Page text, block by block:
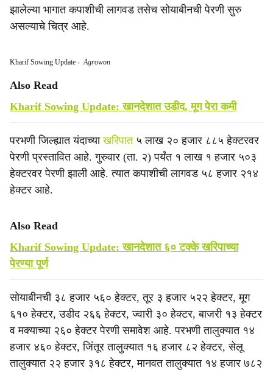
झालेल्या भागात कपाशीची लागवड तसेच सोयाबीनची पेरणी सुरु
असल्याचे चित्र आहे.
Kharif Sowing Update -Agrowon
Also Read
Kharif Sowing Update: खानदेशात उडीद, मूग पेरा कमी
परभणी जिल्ह्यात यंदाच्याखरिपात ५ लाख २० हजार ८८५ हेक्टरवर
पेरणी प्रस्तावित आहे. गुरुवार (ता. २) पर्यंत १ लाख १ हजार ५०३
हेक्टरवर पेरणी झाली आहे. त्यात कपाशीची लागवड ५८ हजार २१४
हेक्टर आहे.
Also Read
Kharif Sowing Update: खानदेशात ६० टक्के खरिपाच्या
पेरण्या पूर्ण
सोयाबीनची ३८ हजार ५६० हेक्टर, तूर ३ हजार ५२२ हेक्टर, मूग
६१० हेक्टर, उडीद २६६ हेक्टर, ज्वारी ३० हेक्टर, बाजरी १३ हेक्टर
व मक्याच्या २६० हेक्टर पेरणी समावेश आहे. परभणी तालुक्यात १४
हजार ४६० हेक्टर, जिंतूर तालुक्यात १६ हजार ८२ हेक्टर, सेलू
तालुक्यात २२ हजार ३१८ हेक्टर, मानवत तालुक्यात १४ हजार ७८२